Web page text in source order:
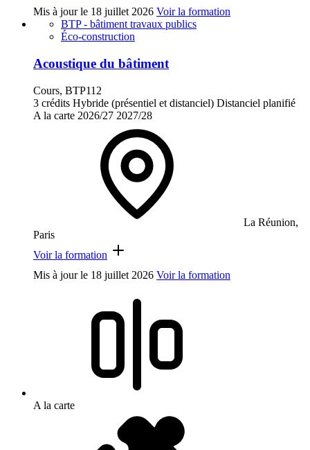
Mis à jour le 18 juillet 2026 Voir la formation
BTP - bâtiment travaux publics
Éco-construction
Acoustique du bâtiment
Cours, BTP112
3 crédits Hybride (présentiel et distanciel) Distanciel planifié
A la carte 2026/27 2027/28
La Réunion,
Paris
Voir la formation
Mis à jour le 18 juillet 2026 Voir la formation
A la carte